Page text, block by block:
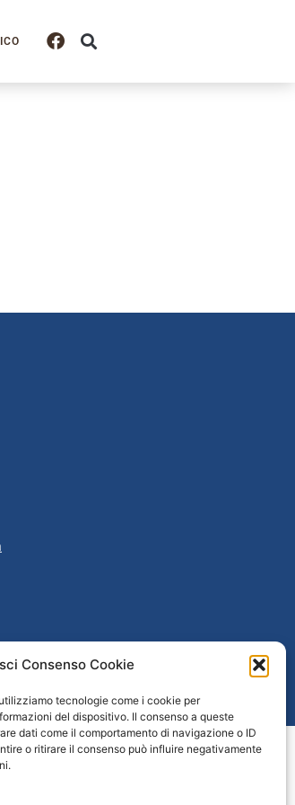
Consenso Cookie
tecnologie come i cookie per
del dispositivo. Il consenso a queste
dati come il comportamento di navigazione o ID
o ritirare il consenso può influire negativamente